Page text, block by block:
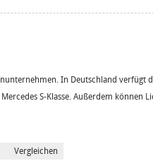
In Deutschland verfügt
S-Klasse. Außerdem können
Vergleichen